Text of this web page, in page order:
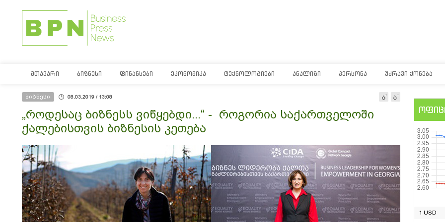
ᲛᲗᲐᲕᲐᲠᲘ ᲑᲘᲖᲜᲔᲡᲘ ᲤᲘᲜᲐᲜᲡᲔᲑᲘ ᲔᲙᲝᲜᲝᲛᲘᲙᲐ ᲢᲔᲥᲜᲝᲚᲝᲒᲘᲔᲑᲘ ᲐᲜᲐᲚᲘᲖᲘ ᲞᲔᲠᲡᲝᲜᲐ ᲣᲫᲠᲐᲕᲘ ᲥᲝᲜᲔᲑᲐ
ბიზნესი 08.03.2019 / 13:08
„როდესაც ბიზნესს ვიწყებდი...“ - როგორია საქართველოში
ქალებისთვის ბიზნესის კეთება
1 USD